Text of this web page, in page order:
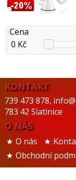
Cena
0 Kč
KONTAKT
739 473 878,
783 42 Slatinice
O NÁS
O nás
Obchodní